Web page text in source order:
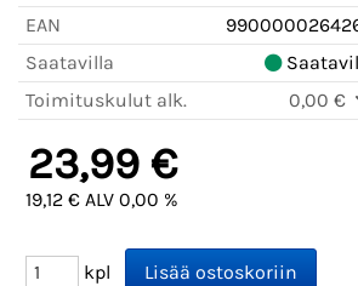
EAN
Saatavilla
Toimituskulut alk.
0,00 €
23,99 €
19,12 € ALV 0,00 %
kpl